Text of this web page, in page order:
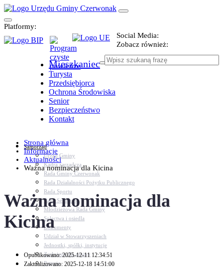
Platformy:
Social Media:
Zobacz również:
Mieszkaniec
Turysta
Przedsiębiorca
Ochrona Środowiska
Senior
Bezpieczeństwo
Kontakt
Samorząd
Urząd Gminy
Kadra zarządcza
Rada Gminy Czerwonak
Rada Działalności Pożytku Publicznego
Rada Sportu
Rada Seniorów
Młodzieżowa Rada Gminy
Sołectwa i osiedla
Dokumenty
Udział w Stowarzyszeniach
Jednostki, spółki, instytucje
Zasłużeni dla gminy
Petycje
Strona główna
Informacje
Aktualności
Ważna nominacja dla Kicina
Ważna nominacja dla
Kicina
Opublikowano: 2025-12-11 12:34:51
Zaktualizowano: 2025-12-18 14:51:00